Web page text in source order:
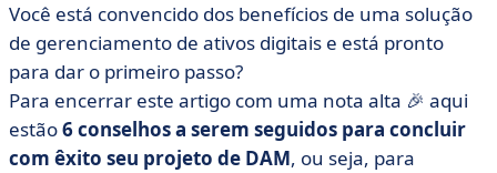
Você está convencido dos benefícios de uma solução
de gerenciamento de ativos digitais e está pronto
para dar o primeiro passo?
Para encerrar este artigo com uma nota alta 🎉 aqui
estão6 conselhos a serem seguidos para concluir
com êxito seu projeto de DAM, ou seja, para